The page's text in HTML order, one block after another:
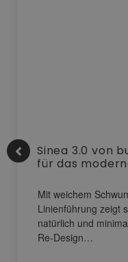
Sinea 3.0 von
für das
Mit weichem
Linienführung zeigt
natürlich und
Re-Design…